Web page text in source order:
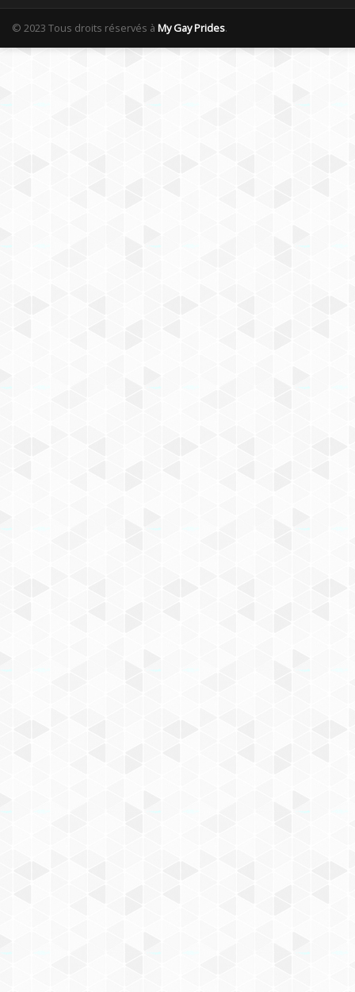
© 2023 Tous droits réservés à My Gay Prides.